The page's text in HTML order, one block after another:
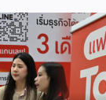
ร่าม General
Group บริษัท ช
ารขยายสาขาไปต่า
ตลาดไทยมานาน 32
นอย่างจริงจัง จุดเ
ธิชัย เล่าถึงจุดเ